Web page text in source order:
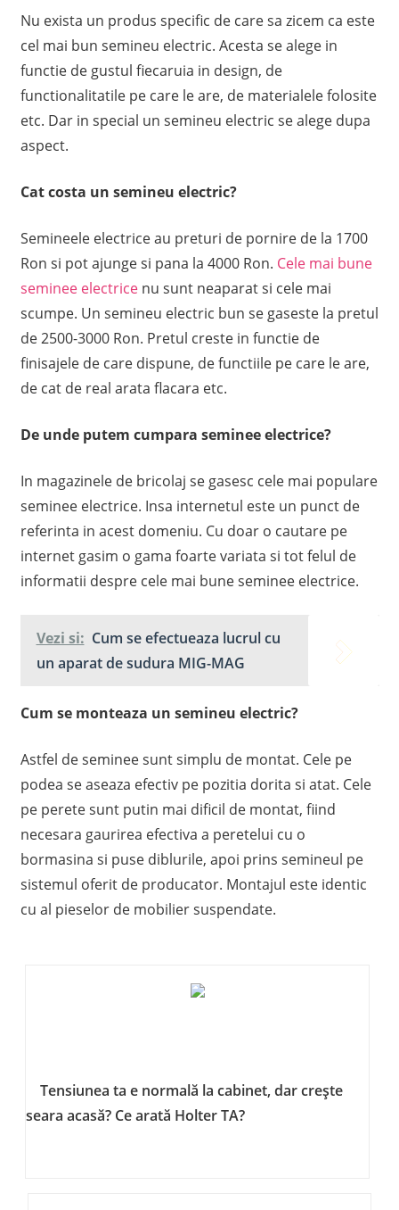
Nu exista un produs specific de care sa zicem ca este
cel mai bun semineu electric. Acesta se alege in
functie de gustul fiecaruia in design, de
functionalitatile pe care le are, de materialele folosite
etc. Dar in special un semineu electric se alege dupa
aspect.
Cat costa un semineu electric?
Semineele electrice au preturi de pornire de la 1700
Ron si pot ajunge si pana la 4000 Ron. Cele mai bune
seminee electricenu sunt neaparat si cele mai
scumpe. Un semineu electric bun se gaseste la pretul
de 2500-3000 Ron. Pretul creste in functie de
finisajele de care dispune, de functiile pe care le are,
de cat de real arata flacara etc.
De unde putem cumpara seminee electrice?
In magazinele de bricolaj se gasesc cele mai populare
seminee electrice. Insa internetul este un punct de
referinta in acest domeniu. Cu doar o cautare pe
internet gasim o gama foarte variata si tot felul de
informatii despre cele mai bune seminee electrice.
Vezi si: Cum se efectueaza lucrul cu
un aparat de sudura MIG-MAG
Cum se monteaza un semineu electric?
Astfel de seminee sunt simplu de montat. Cele pe
podea se aseaza efectiv pe pozitia dorita si atat. Cele
pe perete sunt putin mai dificil de montat, fiind
necesara gaurirea efectiva a peretelui cu o
bormasina si puse diblurile, apoi prins semineul pe
sistemul oferit de producator. Montajul este identic
cu al pieselor de mobilier suspendate.
Tensiunea ta e normală la cabinet, dar crește
seara acasă? Ce arată Holter TA?